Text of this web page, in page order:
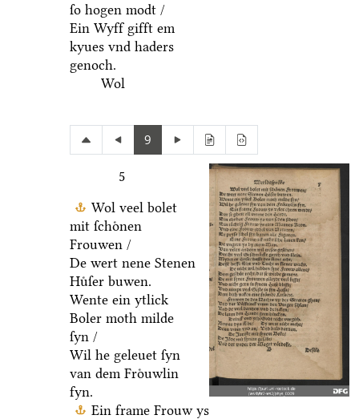
ſo hogen modt /
Ein Wyff gifft em
kyues vnd haders
genoch.
Wol
9
5
Wol veel bolet
mit ſchoͤnen
Frouwen /
De wert nene Stenen
Huͤſer buwen.
Wente ein ytlick
Boler moth milde
ſyn /
Wil he geleuet ſyn
van dem Froͤuwlin
fyn.
Ein frame Frouw ys